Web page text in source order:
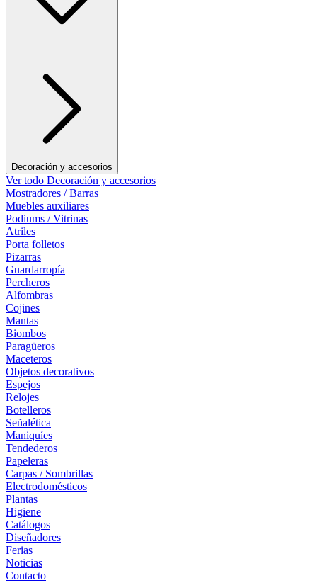
Decoración y accesorios
Ver todo Decoración y accesorios
Mostradores / Barras
Muebles auxiliares
Podiums / Vitrinas
Atriles
Porta folletos
Pizarras
Guardarropía
Percheros
Alfombras
Cojines
Mantas
Biombos
Paragüeros
Maceteros
Objetos decorativos
Espejos
Relojes
Botelleros
Señalética
Maniquíes
Tendederos
Papeleras
Carpas / Sombrillas
Electrodomésticos
Plantas
Higiene
Catálogos
Diseñadores
Ferias
Noticias
Contacto